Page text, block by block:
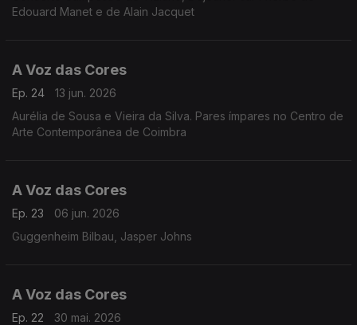
Edouard Manet e de Alain Jacquet
A Voz das Cores
Ep. 24
13 jun. 2026
Aurélia de Sousa e Vieira da Silva. Pares ímpares no Centro de
Arte Contemporânea de Coimbra
A Voz das Cores
Ep. 23
06 jun. 2026
Guggenheim Bilbau, Jasper Johns
A Voz das Cores
Ep. 22
30 mai. 2026